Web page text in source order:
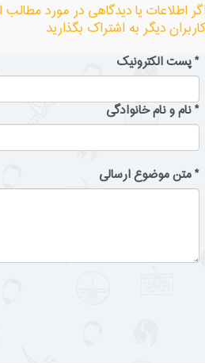
اطلاعات یا دیدگاهی در مورد مطالب
دیگر به اشتراک بگذارید
*پست الکترونیک
*نام و نام خانوادگی
*متن موضوع ارسالی